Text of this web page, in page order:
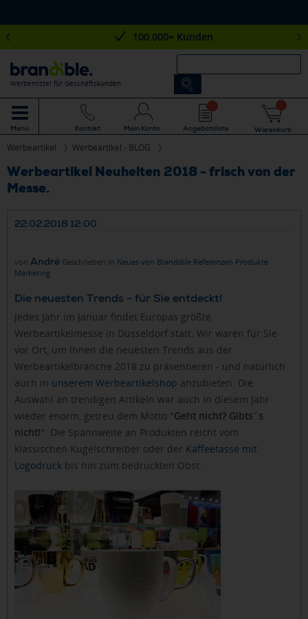
100.000+ Kunden
Werbemittel für Geschäftskunden
Menü Kontakt Mein Konto Angebotsliste Warenkorb
Werbeartikel Werbeartikel - BLOG
Werbeartikel Neuheiten 2018 - frisch von der
Messe.
22.02.2018 12:00
von André Geschrieben in Neues von Brandible Referenzen Produkte
Marketing
Die neuesten Trends - für Sie entdeckt!
Jedes Jahr im Januar findet Europas größte
Werbeartikelmesse in Düsseldorf statt. Wir waren für Sie
vor Ort, um Ihnen die neuesten Trends aus der
Werbeartikelbranche 2018 zu präsentieren - und natürlich
auch in unserem Werbeartikelshop anzubieten. Die
Auswahl an trendigen Artikeln war auch in diesem Jahr
wieder enorm, getreu dem Motto " Geht nicht? Gibts´s
nicht!". Die Spannweite an Produkten reicht vom
klassischen Kugelschreiber oder der Kaffeetasse mit
Logodruck bis hin zum bedruckten Obst.